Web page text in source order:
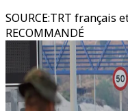
SOURCE:TRT français
RECOMMANDÉ